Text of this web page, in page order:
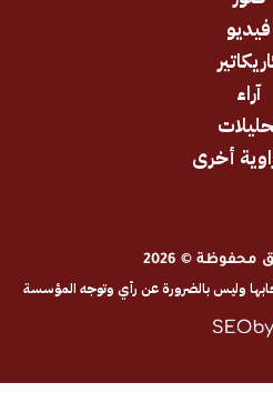
عن رأي وتوجه المؤسسة